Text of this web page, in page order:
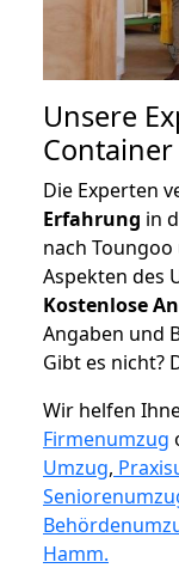
Unsere
Die Experten
Erfahrung in
nach
Aspekten des
Kostenlose
Angaben und
Gibt es nicht?
Wir helfen
Firmenumzug
Umzug,
Hamm.